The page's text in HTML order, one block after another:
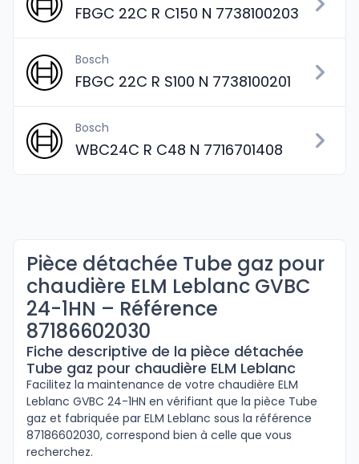
FBGC 22C R C150 N 7738100203
Bosch
FBGC 22C R S100 N 7738100201
Bosch
WBC24C R C48 N 7716701408
Pièce détachée Tube gaz pour
chaudière ELM Leblanc GVBC
24-1HN – Référence
87186602030
Fiche descriptive de la pièce détachée
Tube gaz pour chaudière ELM Leblanc
Facilitez la maintenance de votre chaudière ELM
Leblanc GVBC 24-1HN en vérifiant que la pièce Tube
gaz et fabriquée par ELM Leblanc sous la référence
87186602030, correspond bien à celle que vous
recherchez.